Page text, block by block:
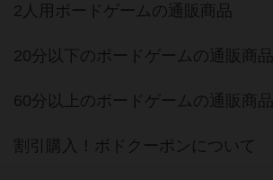
2人用ボードゲームの通販商品
20分以下のボードゲームの通販商品
60分以上のボードゲームの通販商品
割引購入！ボドクーポンについて